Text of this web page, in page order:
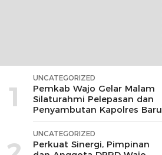
1
UNCATEGORIZED
Pemkab Wajo Gelar Malam
Silaturahmi Pelepasan dan
Penyambutan Kapolres Baru
UNCATEGORIZED
Perkuat Sinergi, Pimpinan